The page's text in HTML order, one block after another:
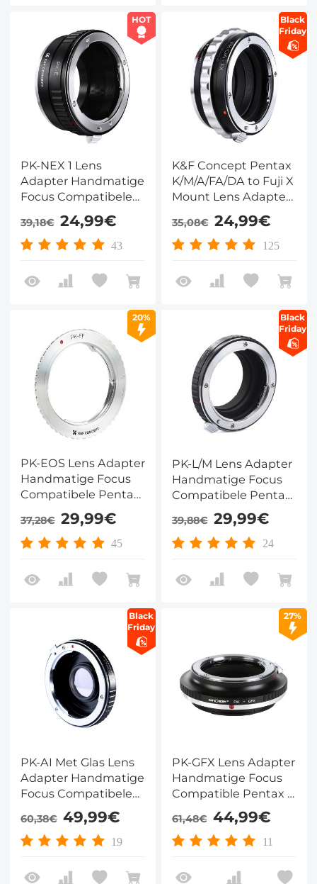
HOT
PK-NEX 1 Lens
Adapter Handmatige
Focus Compatibele
Pentax K Lenzen voor
Sony E Camera
Lichaam
39,18€ 24,99€
43
Black
Friday
K&F Concept Pentax
K/M/A/FA/DA to Fuji X
Mount Lens Adapter
35,08€ 24,99€
125
20%
PK-EOS Lens Adapter
Handmatige Focus
Compatibele Pentax
K Lenzen voor Canon
EOS Camera
Lichaam
37,28€ 29,99€
45
Black
Friday
PK-L/M Lens Adapter
Handmatige Focus
Compatibele Pentax
K Lenzen voor Leica
M Camera Lichaam
39,88€ 29,99€
24
Black
Friday
PK-AI Met Glas Lens
Adapter Handmatige
Focus Compatibele
Pentax K Lenzen voor
Nikon F Camera
Lichaam
60,38€ 49,99€
19
27%
PK-GFX Lens Adapter
Handmatige Focus
Compatible Pentax K
Lenzen voor Fuji GFX
Camera Lichaam
61,48€ 44,99€
11